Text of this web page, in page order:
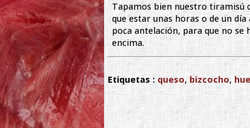
Tapamos bien nuestro tiramisú
que estar unas horas o de un
poca antelación, para que no
encima.
Etiquetas : queso, bizcocho,